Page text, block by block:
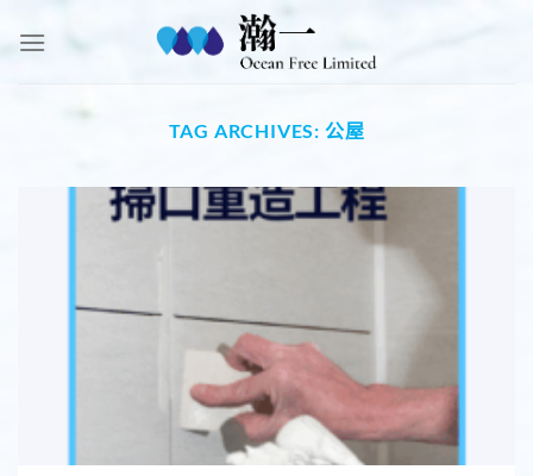
TAG ARCHIVES: 公屋